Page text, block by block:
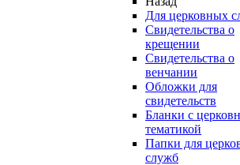
Для церковных
Свидетельства о
крещении
Свидетельства о
венчании
Обложки для
свидетельств
Бланки с
тематикой
Папки для
служб